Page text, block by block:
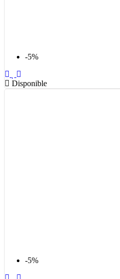
-5%
Disponible
-5%